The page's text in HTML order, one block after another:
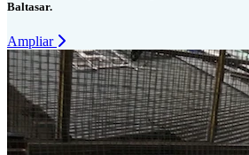
Baltasar.
Ampliar